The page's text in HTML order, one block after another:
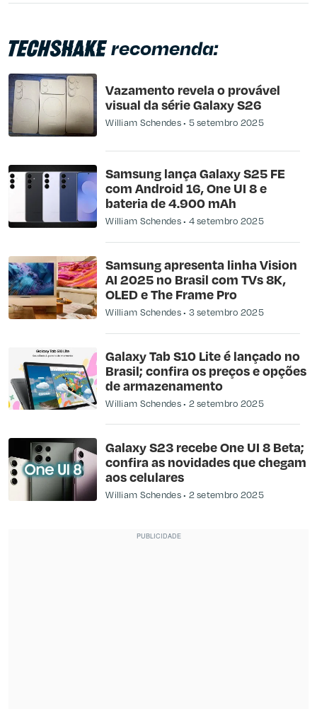
recomenda:
Vazamento revela o provável
visual da série Galaxy S26
William Schendes 5 setembro 2025
Samsung lança Galaxy S25 FE
com Android 16, One UI 8 e
bateria de 4.900 mAh
William Schendes 4 setembro 2025
Samsung apresenta linha Vision
AI 2025 no Brasil com TVs 8K,
OLED e The Frame Pro
William Schendes 3 setembro 2025
Galaxy Tab S10 Lite é lançado no
Brasil; confira os preços e opções
de armazenamento
William Schendes 2 setembro 2025
Galaxy S23 recebe One UI 8 Beta;
confira as novidades que chegam
aos celulares
William Schendes 2 setembro 2025